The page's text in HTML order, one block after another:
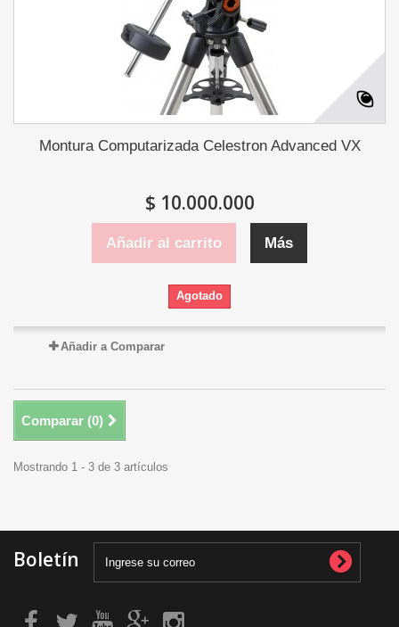
Montura Computarizada Celestron Advanced VX
$ 10.000.000
Añadir al carrito Más
Agotado
Añadir a Comparar
Comparar (0)
Mostrando 1 - 3 de 3 artículos
Boletín